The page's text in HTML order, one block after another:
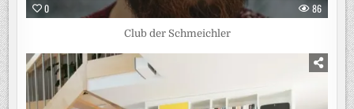
0 86
Club der Schmeichler